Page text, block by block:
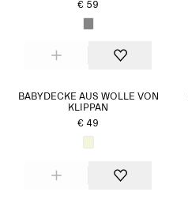
€ 59
BABYDECKE AUS WOLLE VON
KLIPPAN
€ 49